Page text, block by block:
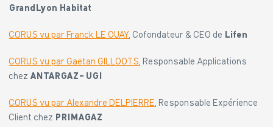
GrandLyon Habitat
CORUS vu par Franck LE OUAY, Cofondateur & CEO de Lifen
CORUS vu par Gaëtan GILLOOTS, Responsable Applications
chez ANTARGAZ- UGI
CORUS vu par Alexandre DELPIERRE, Responsable Expérience
Client chez PRIMAGAZ